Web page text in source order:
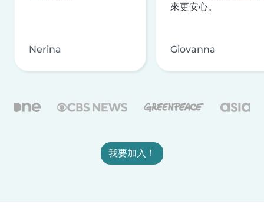
Nerina
來更安心。
Giovanna
我要加入！